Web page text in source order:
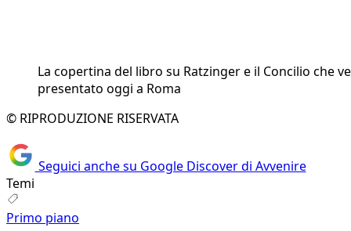
La copertina del libro su Ratzinger e il Concilio che
presentato oggi a Roma
© RIPRODUZIONE RISERVATA
Seguici anche su Google Discover di Avvenire
Temi
Primo piano